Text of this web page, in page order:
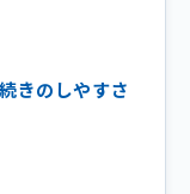
きのしやすさ